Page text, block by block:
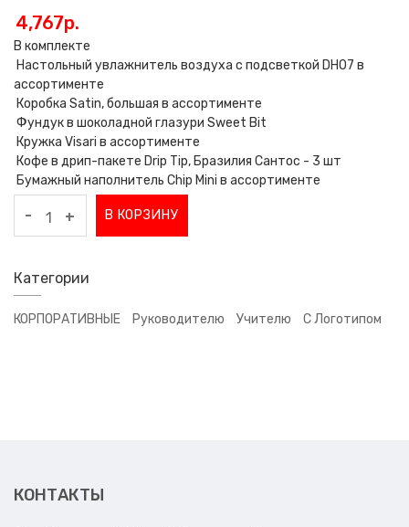
4,767p.
В комплекте
Настольный увлажнитель воздуха с подсветкой DH07 в
ассортименте
Коробка Satin, большая в ассортименте
Фундук в шоколадной глазури Sweet Bit
Кружка Visari в ассортименте
Кофе в дрип-пакете Drip Tip, Бразилия Сантос - 3 шт
Бумажный наполнитель Chip Mini в ассортименте
- + В КОРЗИНУ
Категории
КОРПОРАТИВНЫЕ Руководителю Учителю С Логотипом
КОНТАКТЫ